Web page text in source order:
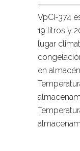
VpCI-374
19 litros y
lugar
en